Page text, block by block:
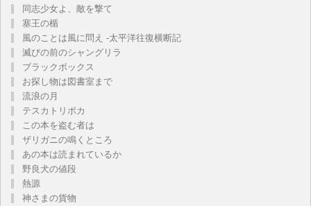
同志少女よ、敵を撃て
塞王の楯
風のことは風に問え -太平洋往復横断記
滅びの前のシャングリラ
ブラックボックス
お探し物は図書室まで
流浪の月
テスカトリポカ
この本を盗む者は
ザリガニの鳴くところ
あの本は読まれているか
野良犬の値段
熱源
神さまの貨物